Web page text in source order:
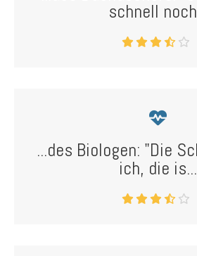
schnell
...des Biologen: "Die
ich, die is...